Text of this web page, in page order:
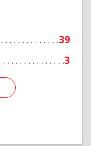
39
3
Подробнее